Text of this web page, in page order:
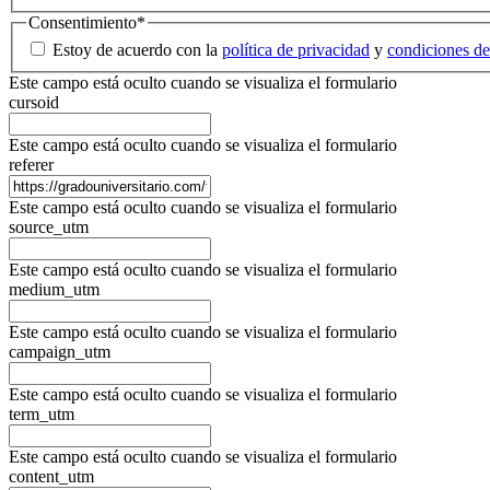
Consentimiento*
Estoy de acuerdo con la política de privacidad y condiciones
Este campo está oculto cuando se visualiza el formulario
cursoid
Este campo está oculto cuando se visualiza el formulario
referer
Este campo está oculto cuando se visualiza el formulario
source_utm
Este campo está oculto cuando se visualiza el formulario
medium_utm
Este campo está oculto cuando se visualiza el formulario
campaign_utm
Este campo está oculto cuando se visualiza el formulario
term_utm
Este campo está oculto cuando se visualiza el formulario
content_utm